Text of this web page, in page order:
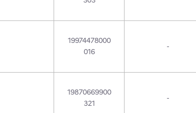
19974478000
016
-
19870669900
321
-